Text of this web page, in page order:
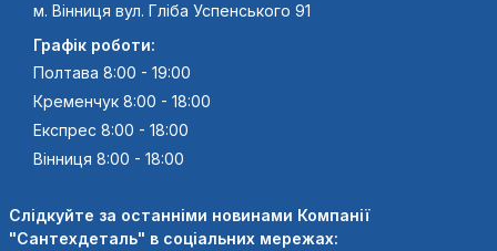
м. Вінниця вул. Гліба Успенського 91
Графік роботи:
Полтава 8:00 - 19:00
Кременчук 8:00 - 18:00
Експрес 8:00 - 18:00
Вінниця 8:00 - 18:00
Слідкуйте за останніми новинами Компанії
"Сантехдеталь" в соціальних мережах: